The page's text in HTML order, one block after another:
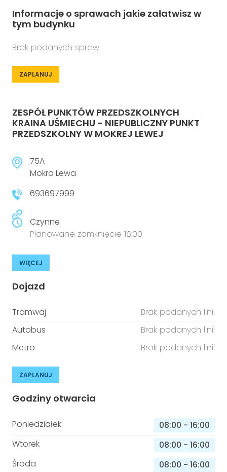
Informacje o sprawach jakie załatwisz w
tym budynku
Brak podanych spraw
ZAPLANUJ
ZESPÓŁ PUNKTÓW PRZEDSZKOLNYCH
KRAINA UŚMIECHU - NIEPUBLICZNY PUNKT
PRZEDSZKOLNY W MOKREJ LEWEJ
75A
Mokra Lewa
693697999
Czynne
Planowane zamknięcie 16:00
WIĘCEJ
Dojazd
Tramwaj
Brak podanych linii
Autobus
Brak podanych linii
Metro
Brak podanych linii
ZAPLANUJ
Godziny otwarcia
Poniedziałek 08:00 - 16:00
Wtorek
08:00 - 16:00
Środa
08:00 - 16:00